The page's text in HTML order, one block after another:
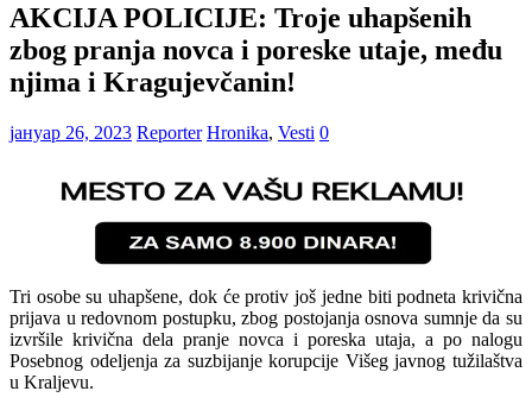
AKCIJA POLICIJE: Troje uhapšenih
zbog pranja novca i poreske utaje, među
njima i Kragujevčanin!
јануар 26, 2023 Reporter Hronika, Vesti 0
Tri osobe su uhapšene, dok će protiv još jedne biti podneta krivična
prijava u redovnom postupku, zbog postojanja osnova sumnje da su
izvršile krivična dela pranje novca i poreska utaja, a po nalogu
Posebnog odeljenja za suzbijanje korupcije Višeg javnog tužilaštva
u Kraljevu.